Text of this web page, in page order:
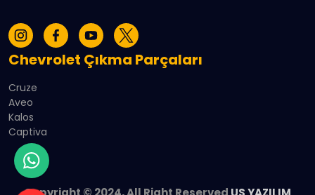
Chevrolet Çıkma Parçaları
Cruze
Aveo
Kalos
Captiva